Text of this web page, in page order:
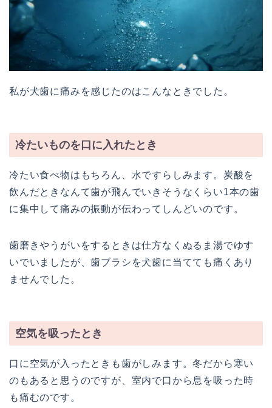
私が犬歯に痛みを感じたのはこんなときでした。
冷たいものを口に入れたとき
冷たい食べ物はもちろん、水ですらしみます。炭酸を
飲んだときなんて歯が飛んでいきそうなくらい1本の歯
に集中して痛みの振動が伝わってしんどいのです。
歯磨きやうがいをするときは仕方なくぬるま湯でゆす
いでいましたが、歯ブラシを犬歯に当てても痛くあり
ませんでした。
空気を吸ったとき
口に空気が入ったときも歯がしみます。冬だから寒い
のもあると思うのですが、室内で口から息を吸った時
も痛むのです。